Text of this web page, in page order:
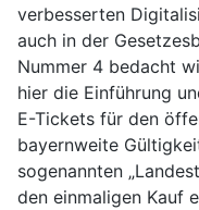
verbesserten
auch in der
Nummer 4 bedacht
hier die Einführung
E-Tickets für den
bayernweite
sogenannten
den einmaligen Kauf